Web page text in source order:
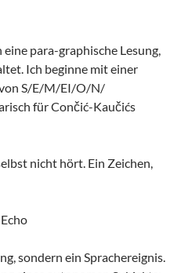
para-graphische Lesung,
Ich beginne mit einer
von S/E/M/EI/O/N/
für Cončić-Kaučićs
nicht hört. Ein Zeichen,
sondern ein Sprachereignis.